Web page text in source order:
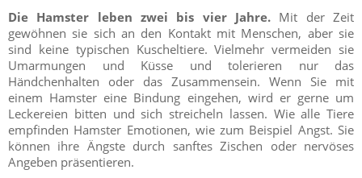
Die Hamster leben zwei bis vier Jahre. Mit der Zeit
gewöhnen sie sich an den Kontakt mit Menschen, aber sie
sind keine typischen Kuscheltiere. Vielmehr vermeiden sie
Umarmungen und Küsse und tolerieren nur das
Händchenhalten oder das Zusammensein. Wenn Sie mit
einem Hamster eine Bindung eingehen, wird er gerne um
Leckereien bitten und sich streicheln lassen. Wie alle Tiere
empfinden Hamster Emotionen, wie zum Beispiel Angst. Sie
können ihre Ängste durch sanftes Zischen oder nervöses
Angeben präsentieren.